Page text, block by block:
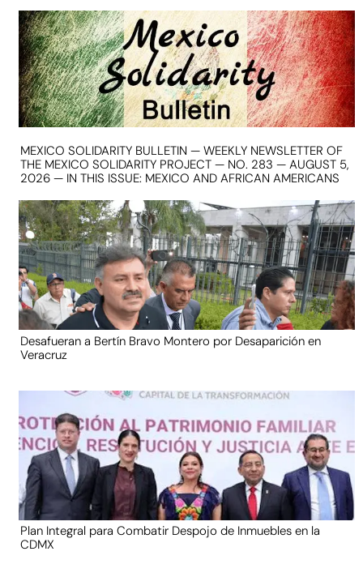
MEXICO SOLIDARITY BULLETIN — WEEKLY NEWSLETTER OF
THE MEXICO SOLIDARITY PROJECT — NO. 283 — AUGUST 5,
2026 — IN THIS ISSUE: MEXICO AND AFRICAN AMERICANS
Desafueran a Bertín Bravo Montero por Desaparición en
Veracruz
Plan Integral para Combatir Despojo de Inmuebles en la
CDMX